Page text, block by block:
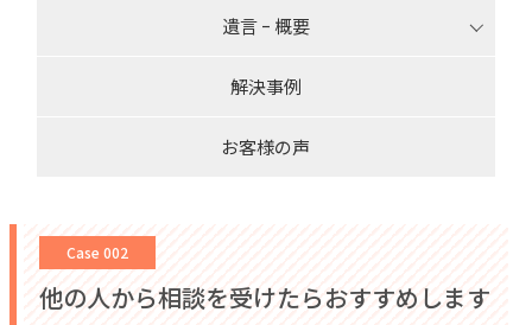
遺言 ｰ 概要
解決事例
お客様の声
Case 002
他の人から相談を受けたらおすすめします